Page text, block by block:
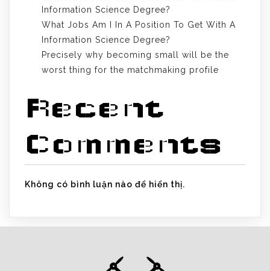
Information Science Degree?
What Jobs Am I In A Position To Get With A
Information Science Degree?
Precisely why becoming small will be the
worst thing for the matchmaking profile
Recent
Comments
Không có bình luận nào để hiển thị.